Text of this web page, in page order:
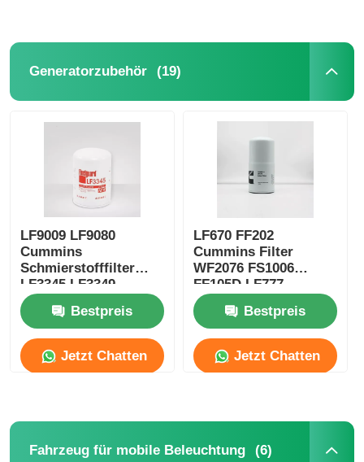
Generatorzubehör (19)
LF9009 LF9080
Cummins
Schmierstofffilter
LF3345 LF3349
Generatorteile
Bestpreis
Jetzt Chatten
LF670 FF202
Cummins Filter
WF2076 FS1006
FF105D LF777
Generator Zubehör
Bestpreis
Jetzt Chatten
Fahrzeug für mobile Beleuchtung (6)